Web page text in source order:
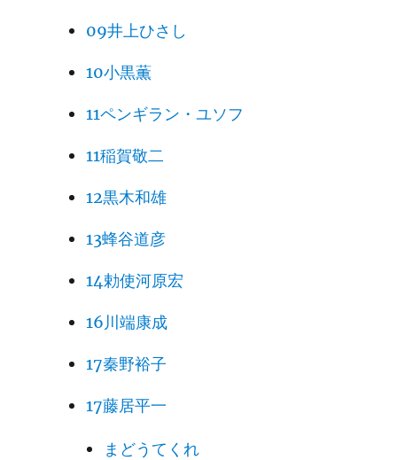
09井上ひさし
10小黒薫
11ペンギラン・ユソフ
11稲賀敬二
12黒木和雄
13蜂谷道彦
14勅使河原宏
16川端康成
17秦野裕子
17藤居平一
まどうてくれ